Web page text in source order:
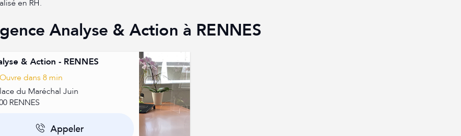
en RH.
Analyse & Action à RENNES
& Action - RENNES
Ouvre dans 8 min
du Maréchal Juin
RENNES
Appeler